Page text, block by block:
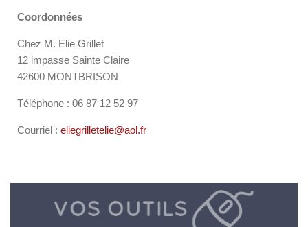
Coordonnées
Chez M. Elie Grillet
12 impasse Sainte Claire
42600 MONTBRISON
Téléphone : 06 87 12 52 97
Courriel : eliegrilletelie@aol.fr